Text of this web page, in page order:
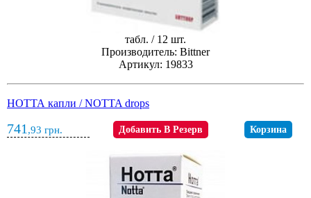
табл. / 12 шт.
Производитель: Bittner
Артикул: 19833
НОТТА капли / NOTTA drops
741 ,93 грн. Добавить В Резерв Корзина